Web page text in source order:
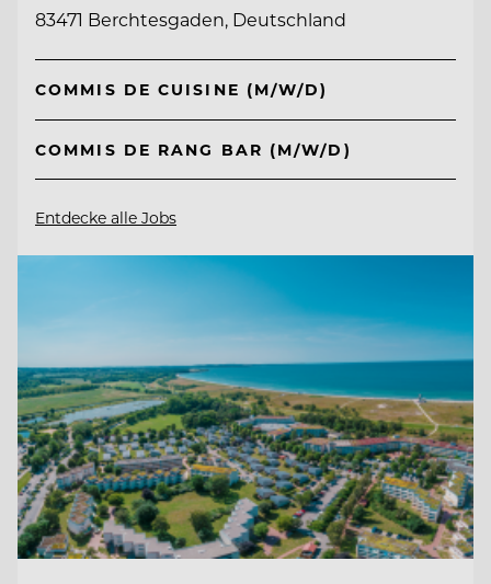
83471 Berchtesgaden, Deutschland
COMMIS DE CUISINE (M/W/D)
COMMIS DE RANG BAR (M/W/D)
Entdecke alle Jobs